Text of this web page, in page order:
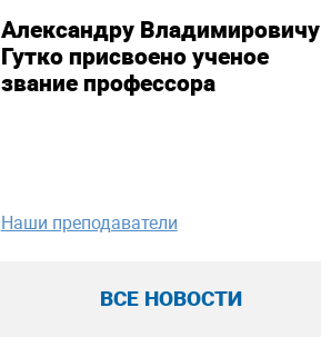
Александру Владимировичу
Гутко присвоено ученое
звание профессора
Наши преподаватели
ВСЕ НОВОСТИ